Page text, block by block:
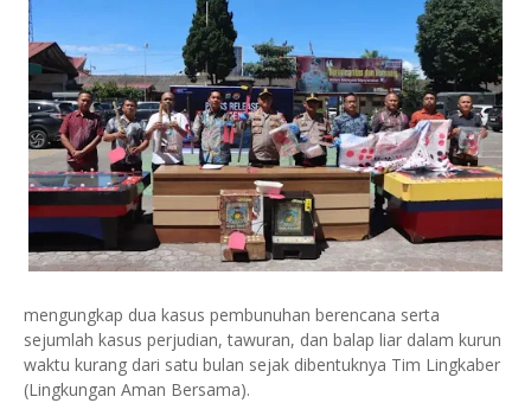
mengungkap dua kasus pembunuhan berencana serta
sejumlah kasus perjudian, tawuran, dan balap liar dalam kurun
waktu kurang dari satu bulan sejak dibentuknya Tim Lingkaber
(Lingkungan Aman Bersama).